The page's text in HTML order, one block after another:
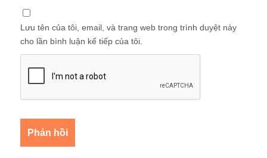
Lưu tên của tôi, email, và trang web trong trình duyệt này
cho lần bình luận kế tiếp của tôi.